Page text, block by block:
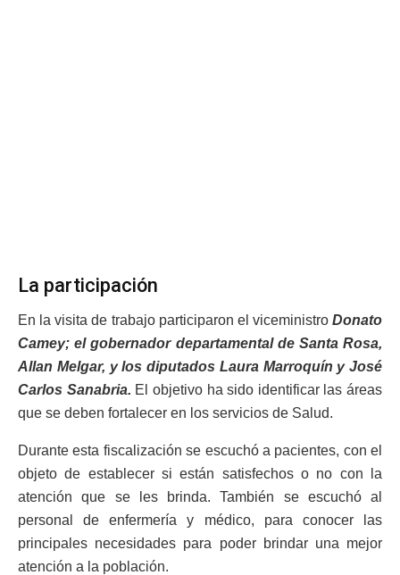
La participación
En la visita de trabajo participaron el viceministro Donato
Camey; el gobernador departamental de Santa Rosa,
Allan Melgar, y los diputados Laura Marroquín y José
Carlos Sanabria. El objetivo ha sido identificar las áreas
que se deben fortalecer en los servicios de Salud.
Durante esta fiscalización se escuchó a pacientes, con el
objeto de establecer si están satisfechos o no con la
atención que se les brinda. También se escuchó al
personal de enfermería y médico, para conocer las
principales necesidades para poder brindar una mejor
atención a la población.